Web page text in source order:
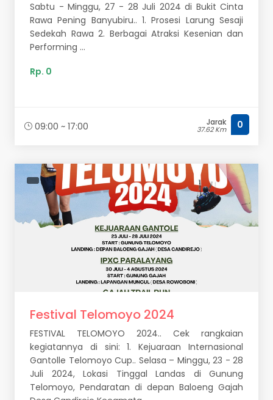
Sabtu - Minggu, 27 - 28 Juli 2024 di Bukit Cinta
Rawa Pening Banyubiru.. 1. Prosesi Larung Sesaji
Sedekah Rawa 2. Berbagai Atraksi Kesenian dan
Performing ...
Rp. 0
09:00 ~ 17:00 Jarak
37.62 Km 0
Festival Telomoyo 2024
FESTIVAL TELOMOYO 2024.. Cek rangkaian
kegiatannya di sini: 1. Kejuaraan Internasional
Gantolle Telomoyo Cup.. Selasa – Minggu, 23 - 28
Juli 2024, Lokasi Tinggal Landas di Gunung
Telomoyo, Pendaratan di depan Baloeng Gajah